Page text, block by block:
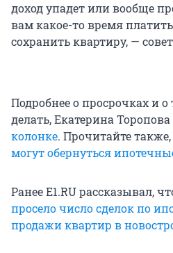
доход упадет или вообще
вам какое-то время
сохранить квартиру, —
Подробнее о просрочках и
делать, Екатерина Торопова
колонке. Прочитайте также,
могут обернуться
Ранее E1.RU рассказывал,
просело число сделок по
продажи квартир в